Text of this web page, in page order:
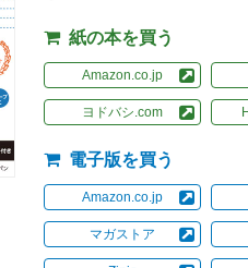
紙の本を買う
Amazon.co.jp
ヨドバシ.com
電子版を買う
Amazon.co.jp
マガストア